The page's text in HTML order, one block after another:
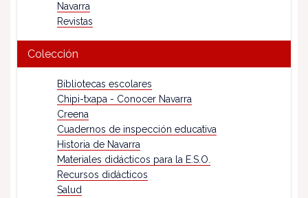
Navarra
Revistas
Colección
Bibliotecas escolares
Chipi-txapa - Conocer Navarra
Creena
Cuadernos de inspección educativa
Historia de Navarra
Materiales didácticos para la E.S.O.
Recursos didácticos
Salud